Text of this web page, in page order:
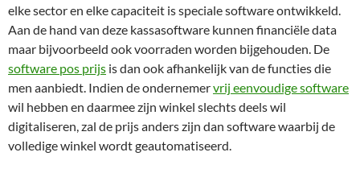
elke sector en elke capaciteit is speciale software ontwikkeld.
Aan de hand van deze kassasoftware kunnen financiële data
maar bijvoorbeeld ook voorraden worden bijgehouden. De
software pos prijs is dan ook afhankelijk van de functies die
men aanbiedt. Indien de ondernemervrij eenvoudige software
wil hebben en daarmee zijn winkel slechts deels wil
digitaliseren, zal de prijs anders zijn dan software waarbij de
volledige winkel wordt geautomatiseerd.